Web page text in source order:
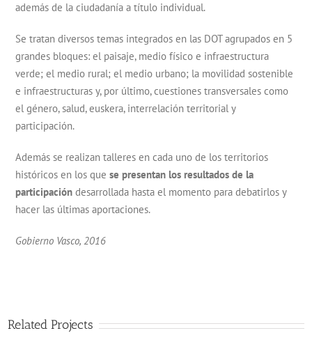
además de la ciudadanía a título individual.
Se tratan diversos temas integrados en las DOT agrupados en 5
grandes bloques: el paisaje, medio físico e infraestructura
verde; el medio rural; el medio urbano; la movilidad sostenible
e infraestructuras y, por último, cuestiones transversales como
el género, salud, euskera, interrelación territorial y
participación.
Además se realizan talleres en cada uno de los territorios
históricos en los que se presentan los resultados de la
participacióndesarrollada hasta el momento para debatirlos y
hacer las últimas aportaciones.
Gobierno Vasco, 2016
Related Projects